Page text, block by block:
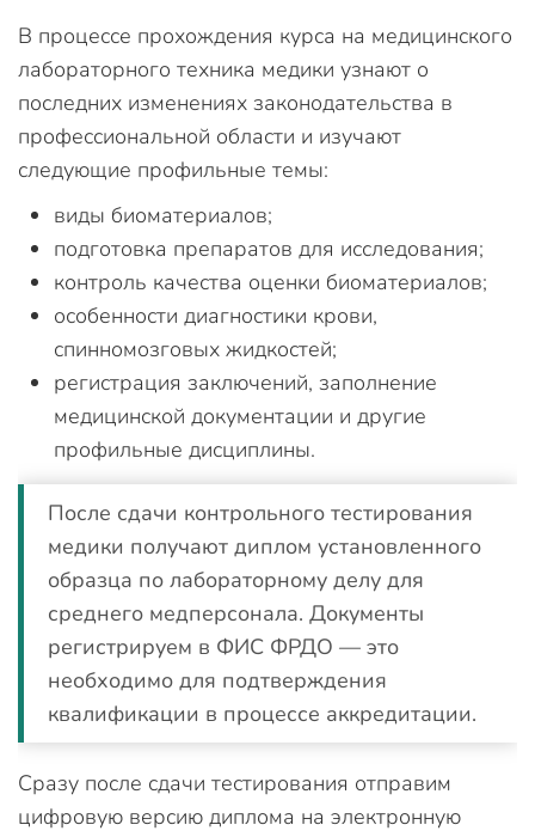
В процессе прохождения курса на медицинского
лабораторного техника медики узнают о
последних изменениях законодательства в
профессиональной области и изучают
следующие профильные темы:
виды биоматериалов;
подготовка препаратов для исследования;
контроль качества оценки биоматериалов;
особенности диагностики крови,
спинномозговых жидкостей;
регистрация заключений, заполнение
медицинской документации и другие
профильные дисциплины.
После сдачи контрольного тестирования
медики получают диплом установленного
образца по лабораторному делу для
среднего медперсонала. Документы
регистрируем в ФИС ФРДО — это
необходимо для подтверждения
квалификации в процессе аккредитации.
Сразу после сдачи тестирования отправим
цифровую версию диплома на электронную